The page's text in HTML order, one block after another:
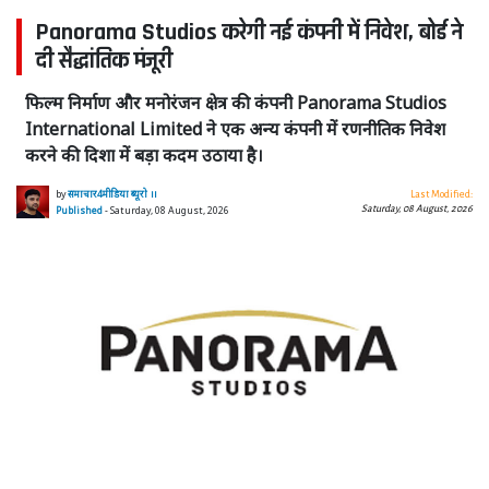
Panorama Studios करेगी नई कंपनी में निवेश, बोर्ड ने
दी सैद्धांतिक मंजूरी
फिल्म निर्माण और मनोरंजन क्षेत्र की कंपनी Panorama Studios
International Limited ने एक अन्य कंपनी में रणनीतिक निवेश
करने की दिशा में बड़ा कदम उठाया है।
byसमाचार4मीडिया ब्यूरो ।।
Published - Saturday, 08 August, 2026
Last Modified:
Saturday, 08 August, 2026